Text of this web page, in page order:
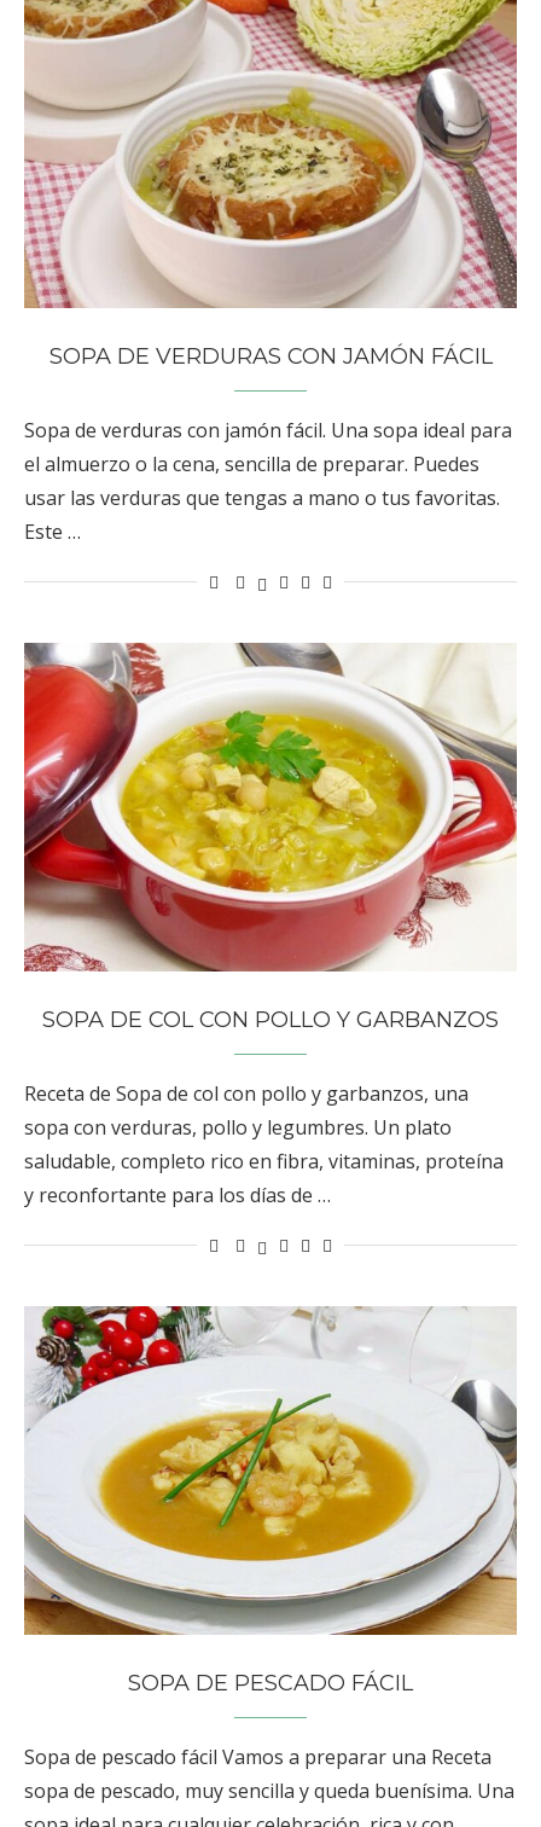
SOPA DE VERDURAS CON JAMÓN FÁCIL
Sopa de verduras con jamón fácil. Una sopa ideal para
el almuerzo o la cena, sencilla de preparar. Puedes
usar las verduras que tengas a mano o tus favoritas.
Este …
SOPA DE COL CON POLLO Y GARBANZOS
Receta de Sopa de col con pollo y garbanzos, una
sopa con verduras, pollo y legumbres. Un plato
saludable, completo rico en fibra, vitaminas, proteína
y reconfortante para los días de …
SOPA DE PESCADO FÁCIL
Sopa de pescado fácil Vamos a preparar una Receta
sopa de pescado, muy sencilla y queda buenísima. Una